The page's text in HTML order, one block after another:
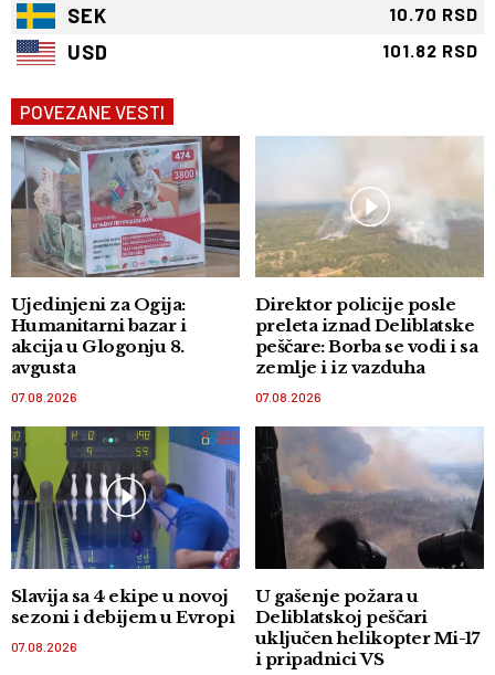
SEK 10.70 RSD
USD 101.82 RSD
POVEZANE VESTI
Ujedinjeni za Ogija:
Humanitarni bazar i
akcija u Glogonju 8.
avgusta
07.08.2026
Direktor policije posle
preleta iznad Deliblatske
peščare: Borba se vodi i sa
zemlje i iz vazduha
07.08.2026
Slavija sa 4 ekipe u novoj
sezoni i debijem u Evropi
07.08.2026
U gašenje požara u
Deliblatskoj peščari
uključen helikopter Mi-17
i pripadnici VS